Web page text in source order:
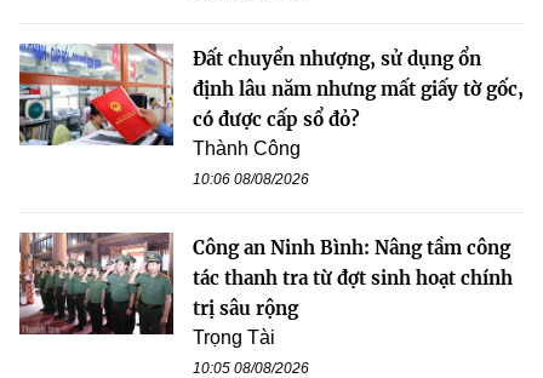
Đất chuyển nhượng, sử dụng ổn
định lâu năm nhưng mất giấy tờ gốc,
có được cấp sổ đỏ?
Thành Công
10:06 08/08/2026
Công an Ninh Bình: Nâng tầm công
tác thanh tra từ đợt sinh hoạt chính
trị sâu rộng
Trọng Tài
10:05 08/08/2026